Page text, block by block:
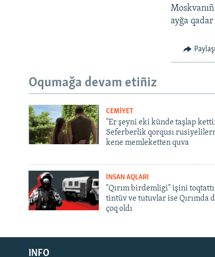
Русский
Українською
ayğa qadar
Oqumağa devam etiñiz
CEMİYET
"Er şeyni eki künde taşlap
Seferberlik qorqusı
kene memleketten quva
İNSAN AQLARI
"Qırım birdemligi" işini
tintüv ve tutuvlar ise Qırımda
çoq oldı
INFO